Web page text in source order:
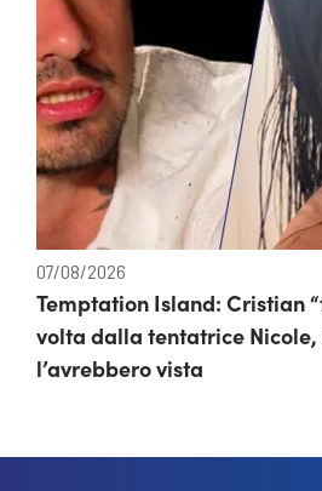
07/08/2026
Temptation Island: Cristian
volta dalla tentatrice Nicole,
l’avrebbero vista